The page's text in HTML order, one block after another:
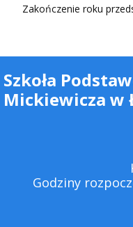
Zakończenie roku
Szkoła
Mickiewicza w
Godziny